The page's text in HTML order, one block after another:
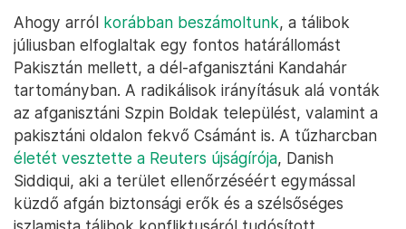
Ahogy arról korábban beszámoltunk, a tálibok
júliusban elfoglaltak egy fontos határállomást
Pakisztán mellett, a dél-afganisztáni Kandahár
tartományban. A radikálisok irányításuk alá vonták
az afganisztáni Szpin Boldak települést, valamint a
pakisztáni oldalon fekvő Csámánt is. A tűzharcban
életét vesztette a Reuters újságírója, Danish
Siddiqui, aki a terület ellenőrzéséért egymással
küzdő afgán biztonsági erők és a szélsőséges